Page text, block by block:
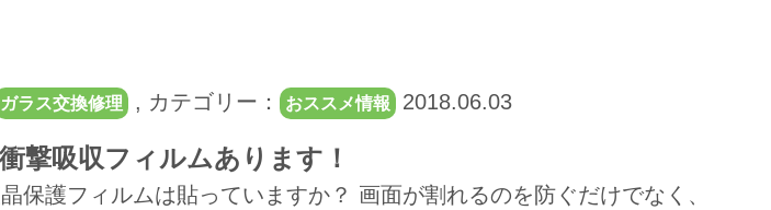
ガラス交換修理 , カテゴリー： おススメ情報 2018.06.03
撃吸収フィルムあります！
保護フィルムは貼っていますか？ 画面が割れるのを防ぐだけでなく、